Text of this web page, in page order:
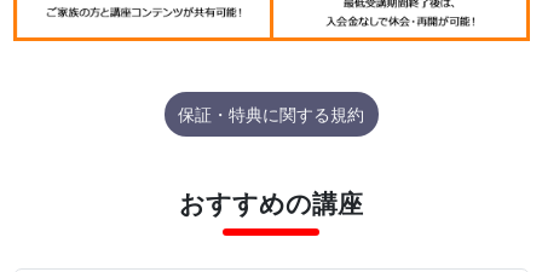
保証・特典に関する規約
おすすめの講座